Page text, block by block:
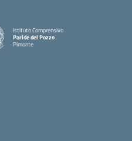
Istituto Comprensivo
Paride del Pozzo
Pimonte